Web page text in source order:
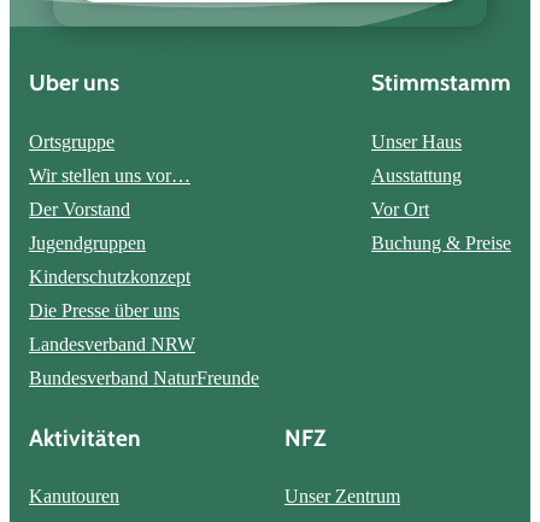
Über uns
Ortsgruppe
Wir stellen uns vor…
Der Vorstand
Jugendgruppen
Kinderschutzkonzept
Die Presse über uns
Landesverband NRW
Bundesverband NaturFreunde
Stimmstamm
Unser Haus
Ausstattung
Vor Ort
Buchung & Preise
Aktivitäten
Kanutouren
NFZ
Unser Zentrum